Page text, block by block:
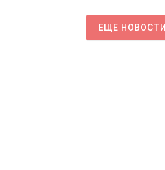
ЕЩЕ НОВОСТИ